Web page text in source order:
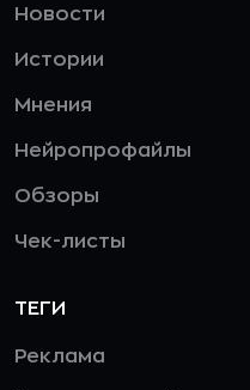
Новости
Истории
Мнения
Нейропрофайлы
Обзоры
Чек-листы
ТЕГИ
Реклама